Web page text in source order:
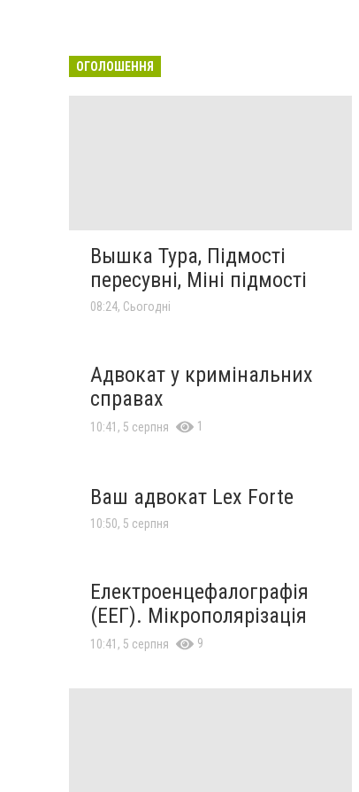
ОГОЛОШЕННЯ
Вышка Тура, Підмості
пересувні, Міні підмості
08:24, Сьогодні
Адвокат у кримінальних
справах
10:41, 5 серпня 1
Ваш адвокат Lex Forte
10:50, 5 серпня
Електроенцефалографія
(ЕЕГ). Мікрополярізація
10:41, 5 серпня 9